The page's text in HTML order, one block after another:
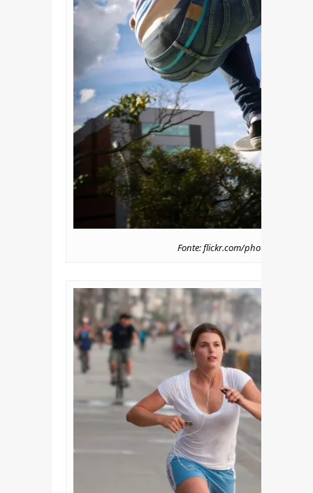
Fonte: flickr.com/photos/